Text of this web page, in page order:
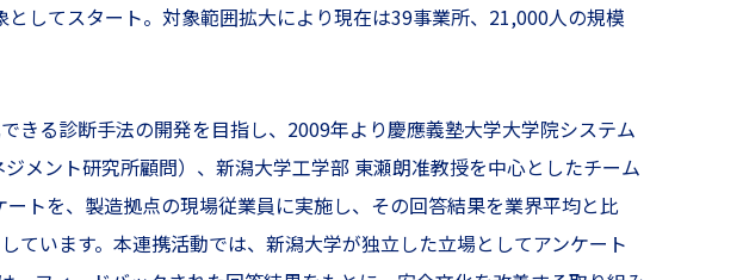
してスタート。対象範囲拡大により現在は39事業所、21,000人の規模
る診断手法の開発を目指し、2009年より慶應義塾大学大学院システム
メント研究所顧問）、新潟大学工学部 東瀬朗准教授を中心としたチーム
トを、製造拠点の現場従業員に実施し、その回答結果を業界平均と比
います。本連携活動では、新潟大学が独立した立場としてアンケート